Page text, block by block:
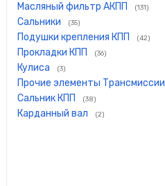
Масляный фильтр АКПП (131)
Сальники (35)
Подушки крепления КПП (42)
Прокладки КПП (36)
Кулиса (3)
Прочие элементы Трансмиссии
Сальник КПП (38)
Карданный вал (2)